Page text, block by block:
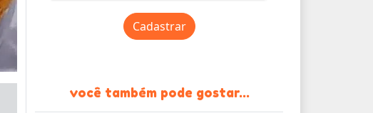
Cadastrar
você também pode gostar...